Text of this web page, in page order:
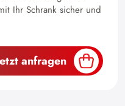
Ihr Schrank sicher und
anfragen